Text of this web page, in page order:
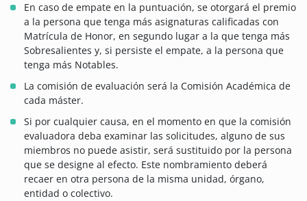
En caso de empate en la puntuación, se otorgará el premio
a la persona que tenga más asignaturas calificadas con
Matrícula de Honor, en segundo lugar a la que tenga más
Sobresalientes y, si persiste el empate, a la persona que
tenga más Notables.
La comisión de evaluación será la Comisión Académica de
cada máster.
Si por cualquier causa, en el momento en que la comisión
evaluadora deba examinar las solicitudes, alguno de sus
miembros no puede asistir, será sustituido por la persona
que se designe al efecto. Este nombramiento deberá
recaer en otra persona de la misma unidad, órgano,
entidad o colectivo.